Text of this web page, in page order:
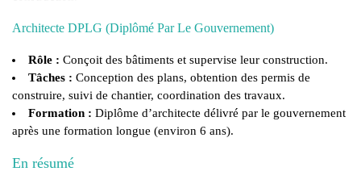
Architecte DPLG (Diplômé Par Le Gouvernement)
Rôle : Conçoit des bâtiments et supervise leur construction.
Tâches : Conception des plans, obtention des permis de
construire, suivi de chantier, coordination des travaux.
Formation : Diplôme d’architecte délivré par le gouvernement
après une formation longue (environ 6 ans).
En résumé